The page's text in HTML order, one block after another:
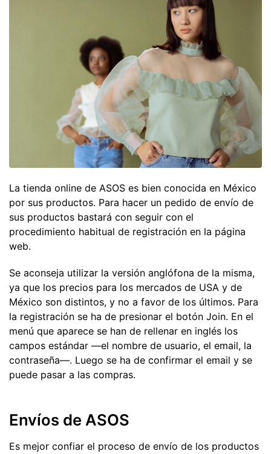
La tienda online de ASOS es bien conocida en México
por sus productos. Para hacer un pedido de envío de
sus productos bastará con seguir con el
procedimiento habitual de registración en la página
web.
Se aconseja utilizar la versión anglófona de la misma,
ya que los precios para los mercados de USA y de
México son distintos, y no a favor de los últimos. Para
la registración se ha de presionar el botón Join. En el
menú que aparece se han de rellenar en inglés los
campos estándar —el nombre de usuario, el email, la
contraseña—. Luego se ha de confirmar el email y se
puede pasar a las compras.
Envíos de ASOS
Es mejor confiar el proceso de envío de los productos